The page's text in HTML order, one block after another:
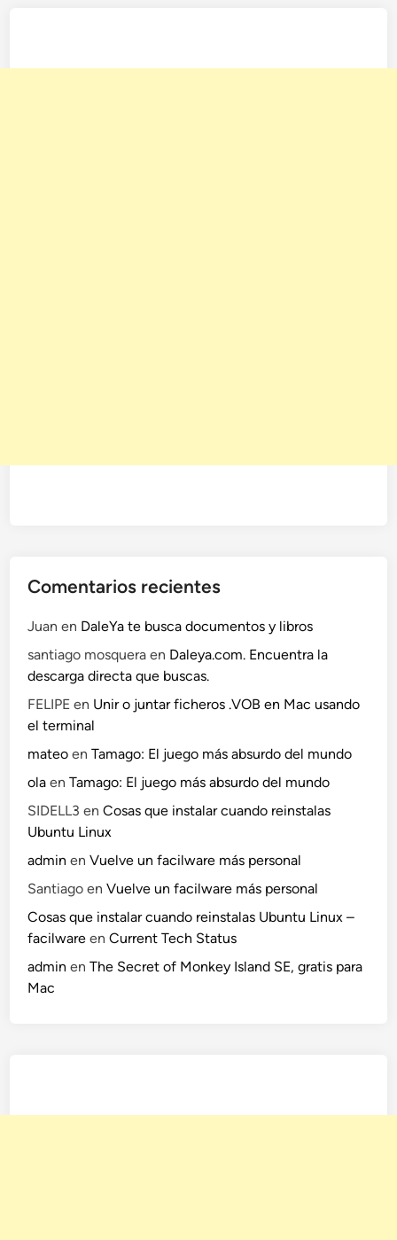
Comentarios recientes
Juan en DaleYa te busca documentos y libros
santiago mosquera en Daleya.com. Encuentra la
descarga directa que buscas.
FELIPE en Unir o juntar ficheros .VOB en Mac usando
el terminal
mateo enTamago: El juego más absurdo del mundo
ola enTamago: El juego más absurdo del mundo
SIDELL3 enCosas que instalar cuando reinstalas
Ubuntu Linux
admin enVuelve un facilware más personal
Santiago enVuelve un facilware más personal
Cosas que instalar cuando reinstalas Ubuntu Linux –
facilware enCurrent Tech Status
admin enThe Secret of Monkey Island SE, gratis para
Mac